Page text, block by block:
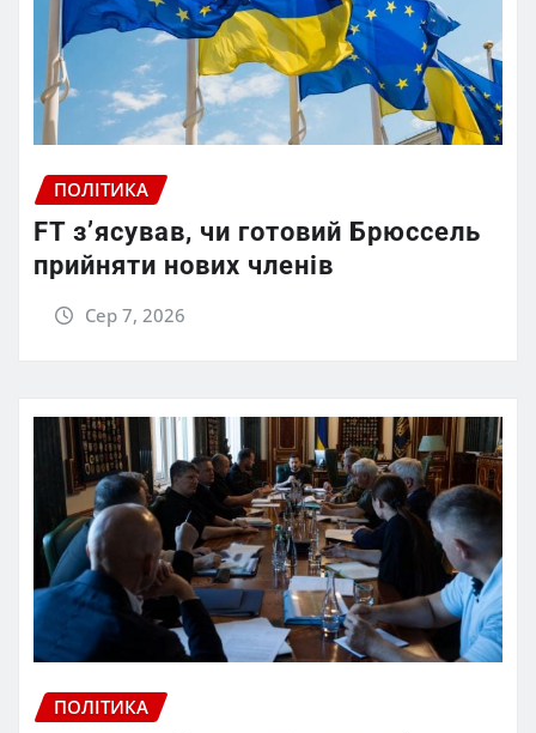
ПОЛІТИКА
FT зʼясував, чи готовий Брюссель
прийняти нових членів
Сер 7, 2026
ПОЛІТИКА